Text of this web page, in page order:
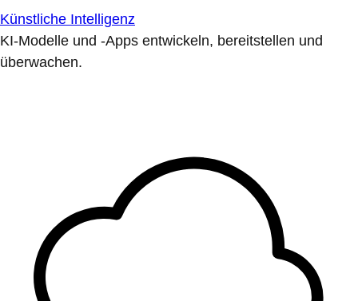
Künstliche Intelligenz
KI-Modelle und -Apps entwickeln, bereitstellen und
überwachen.